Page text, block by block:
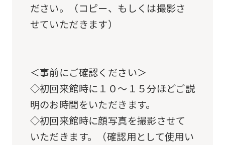
ださい。（コピー、もしくは撮影さ
せていただきます）
＜事前にご確認ください＞
◇初回来館時に１０～１５分ほどご説
明のお時間をいただきます。
◇初回来館時に顔写真を撮影させて
いただきます。（確認用として使用い